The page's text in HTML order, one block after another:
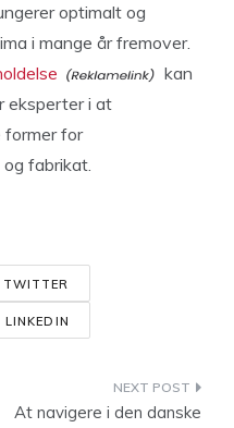
optimalt og
i mange år fremover.
kan
eksperter i at
former for
fabrikat.
TWITTER
LINKEDIN
At navigere i den danske